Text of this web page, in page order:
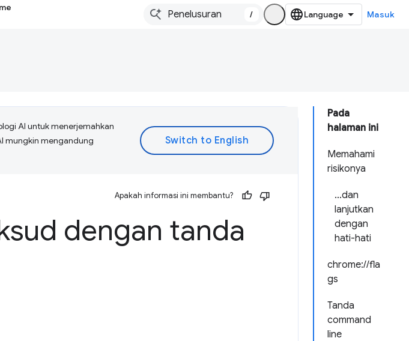
/ Masuk
Pada
halaman ini
Memahami
risikonya
...dan
lanjutkan
dengan
hati-hati
chrome://fla
gs
Tanda
command
line
AI untuk menerjemahkan
mungkin mengandung
Apakah informasi ini membantu?
dengan tanda